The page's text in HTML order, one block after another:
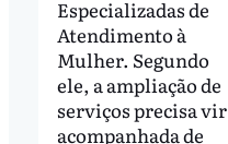
Especializadas de
Atendimento à
Mulher. Segundo
ele, a ampliação de
serviços precisa vir
acompanhada de